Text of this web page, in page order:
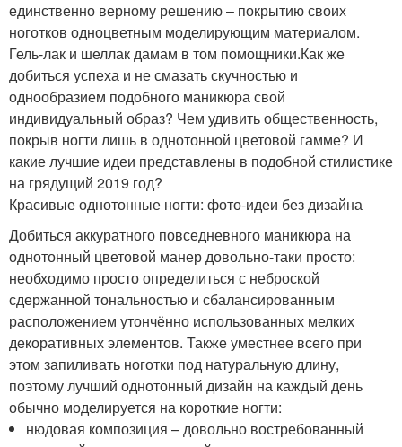
единственно верному решению – покрытию своих
ноготков одноцветным моделирующим материалом.
Гель-лак и шеллак дамам в том помощники.Как же
добиться успеха и не смазать скучностью и
однообразием подобного маникюра свой
индивидуальный образ? Чем удивить общественность,
покрыв ногти лишь в однотонной цветовой гамме? И
какие лучшие идеи представлены в подобной стилистике
на грядущий 2019 год?
Красивые однотонные ногти: фото-идеи без дизайна
Добиться аккуратного повседневного маникюра на
однотонный цветовой манер довольно-таки просто:
необходимо просто определиться с неброской
сдержанной тональностью и сбалансированным
расположением утончённо использованных мелких
декоративных элементов. Также уместнее всего при
этом запиливать ноготки под натуральную длину,
поэтому лучший однотонный дизайн на каждый день
обычно моделируется на короткие ногти:
нюдовая композиция – довольно востребованный